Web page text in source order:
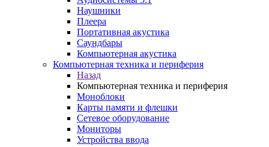
Наушники
Плеера
Портативная акустика
Саундбары
Компьютерная акустика
Компьютерная техника и периферия
Назад
Компьютерная техника и периферия
Моноблоки
Карты памяти и флешки
Сетевое оборудование
Мониторы
Устройства ввода